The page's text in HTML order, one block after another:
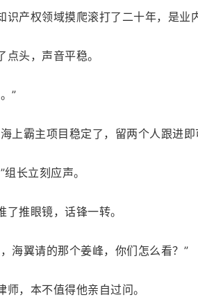
识产权领域摸爬滚打了二十年，是业
点头，声音平稳。
”
上霸主项目稳定了，留两个人跟进即
组长立刻应声。
了推眼镜，话锋一转。
海翼请的那个姜峰，你们怎么看？”
师，本不值得他亲自过问。